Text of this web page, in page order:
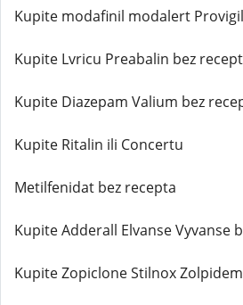
Kupite modafinil modalert
Kupite Lvricu Preabalin bez
Kupite Diazepam Valium bez
Kupite Ritalin ili Concertu
Metilfenidat bez recepta
Kupite Adderall Elvanse Vyvanse
Kupite Zopiclone Stilnox